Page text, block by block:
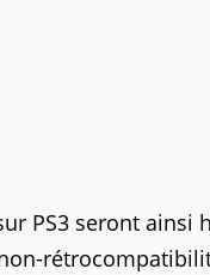
PS3 seront